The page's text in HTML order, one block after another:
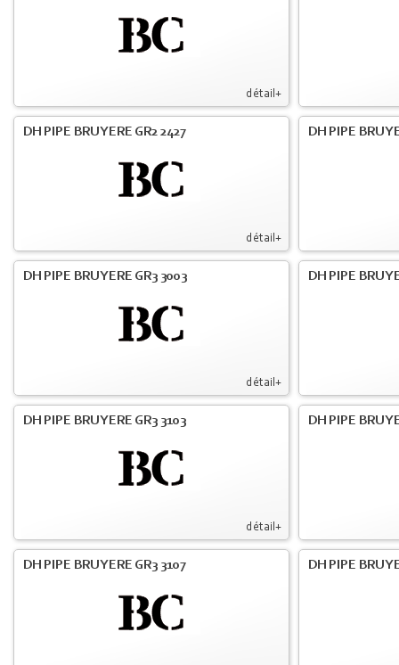
détail+
détail+
DH PIPE BRUYERE GR2 2427 DH PIPE
détail+
DH PIPE BRUYERE GR3 3003 DH PIPE
détail+
DH PIPE BRUYERE GR3 3103 DH PIPE
DH PIPE BRUYERE GR3 3107 DH PIPE